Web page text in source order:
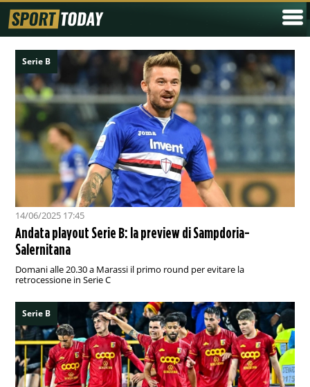
Serie B
14/06/2025 17:45
Andata playout Serie B: la preview di Sampdoria-
Salernitana
Domani alle 20.30 a Marassi il primo round per evitare la
retrocessione in Serie C
Serie B